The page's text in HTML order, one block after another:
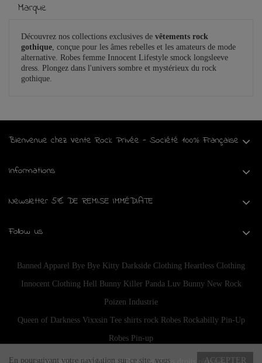
Marque
Découvrez nos collections exclusives de vêtements rock
gothique, conçue pour les âmes rebelles et les amateurs de mode
alternative. Robes femme Innocent Lifestyle smock longsleeve
dress. Plongez dans l'univers sombre et mystérieux du rock
gothique.
Bienvenue chez Vente Rock Privée - Société 100% Française
Informations
Newsletter 5€ DE REMISE IMMÉDIATE
Follow us
Banned Apparel Bye Bye Kitty Darkside Clothing Heartless Clothing
Innocent Clothing Hell Bunny Killer Panda Luv Bunny New Rock
Poizen Industrie
Queen of Darkness Vixxsin Tee shirts rock Robes Rockabilly Pin-Up
Robes Pin-up
ACCEPTER
En poursuivant votre navigation sur ce site, vous